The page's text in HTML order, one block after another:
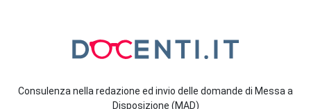
Consulenza nella redazione ed invio delle domande di Messa a
Disposizione (MAD)